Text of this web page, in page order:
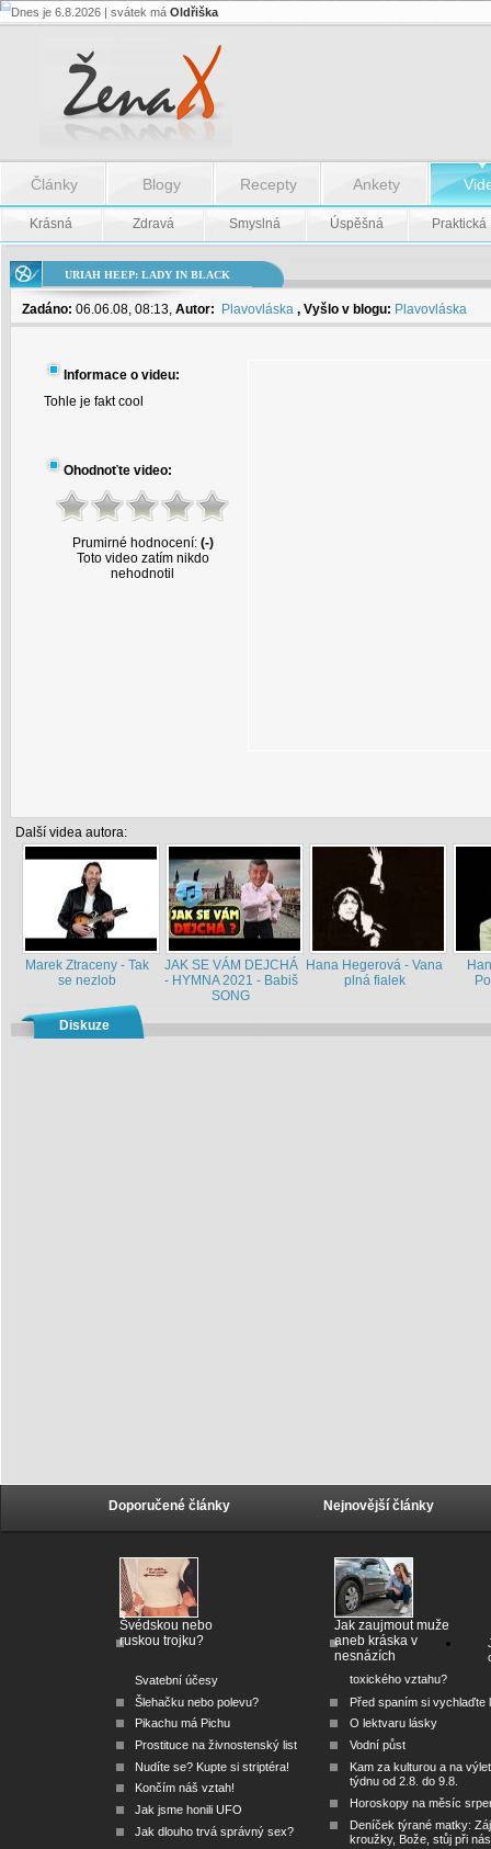
Uriah
Lady
Dnes je 6.8.2026 | svátek má Oldřiška
Články Blogy Recepty Ankety
Krásná Zdravá Smyslná Úspěšná Praktická
URIAH HEEP: LADY IN BLACK
Zadáno: 06.06.08, 08:13, Autor: Plavovláska , Vyšlo v blogu: Plavovláska
Informace o videu:
Tohle je fakt cool
Ohodnoťte video:
Prumirné hodnocení: (-)
Toto video zatím nikdo
nehodnotil
Další videa autora:
Marek Ztraceny - Tak
se nezlob
JAK SE VÁM DEJCHÁ
- HYMNA 2021 - Babiš
SONG
Hana Hegerová - Vana
plná fialek
Diskuze
Doporučené články
Švédskou nebo
ruskou trojku?
Svatební účesy
Šlehačku nebo polevu?
Pikachu má Pichu
Prostituce na živnostenský list
Nudíte se? Kupte si striptéra!
Končím náš vztah!
Jak jsme honili UFO
Jak dlouho trvá správný sex?
Nejnovější články
Jak zaujmout muže
aneb kráska v
nesnázích
toxického vztahu?
Před spaním si vychlaďte
O lektvaru lásky
Vodní půst
Kam za kulturou a na
týdnu od 2.8. do 9.8.
Horoskopy na měsíc
Deníček týrané matky:
kroužky, Bože, stůj při nás